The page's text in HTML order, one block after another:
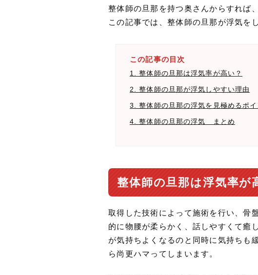
整体師の旦那を持つ奥さんからすれば
この記事では、整体師の旦那が浮気を
この記事の目次
1. 整体師の旦那は浮気率が高い？
2. 整体師の旦那が浮気しやすい理由
3. 整体師の旦那の浮気を見極めるポイ
4. 整体師の旦那の浮気 まとめ
整体師の旦那は浮気率が
取得した技術によって施術を行い、骨
的に物腰が柔らかく、話しやすくて癒
が気持ちよくなるのと同時に気持ちも
ら尚更ハマってしまいます。